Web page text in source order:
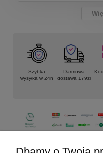
Szybka
wysyłka w 24h
Darmowa
dostawa 179zł